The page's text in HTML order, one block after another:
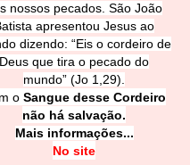
nossos pecados. São João
apresentou Jesus ao
dizendo: “Eis o cordeiro de
Deus que tira o pecado do
mundo” (Jo 1,29).
o Sangue desse Cordeiro
não há salvação.
Mais informações...
No site